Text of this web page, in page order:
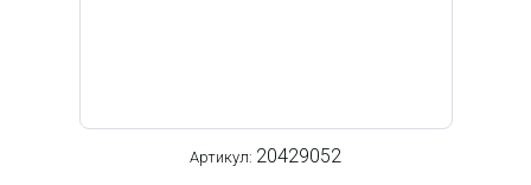
Артикул: 20429052